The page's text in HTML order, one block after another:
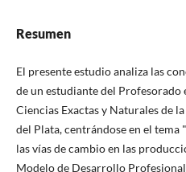
Resumen
El presente estudio analiza las
de un estudiante del Profesorado
Ciencias Exactas y Naturales de
del Plata, centrándose en el
las vías de cambio en las
Modelo de Desarrollo